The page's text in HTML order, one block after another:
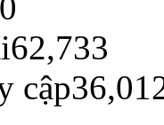
62,733
cập